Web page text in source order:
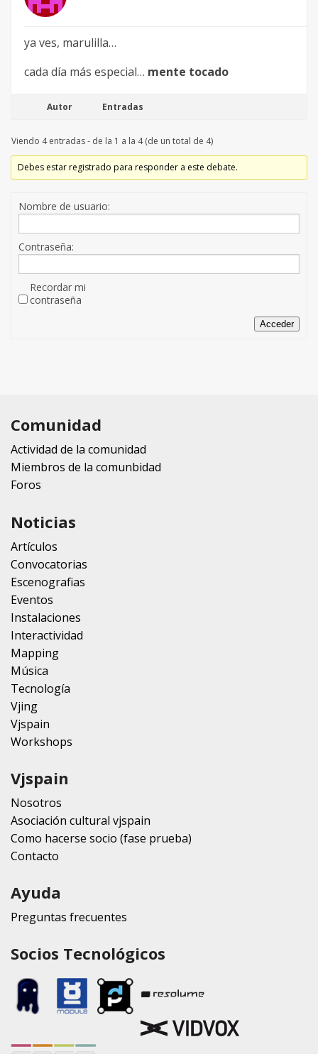
ya ves, marulilla…
cada día más especial… mente tocado
Autor Entradas
Viendo 4 entradas - de la 1 a la 4 (de un total de 4)
Debes estar registrado para responder a este debate.
Nombre de usuario:
Contraseña:
Recordar mi
contraseña
Acceder
Comunidad
Actividad de la comunidad
Miembros de la comunbidad
Foros
Noticias
Artículos
Convocatorias
Escenografias
Eventos
Instalaciones
Interactividad
Mapping
Música
Tecnología
Vjing
Vjspain
Workshops
Vjspain
Nosotros
Asociación cultural vjspain
Como hacerse socio (fase prueba)
Contacto
Ayuda
Preguntas frecuentes
Socios Tecnológicos